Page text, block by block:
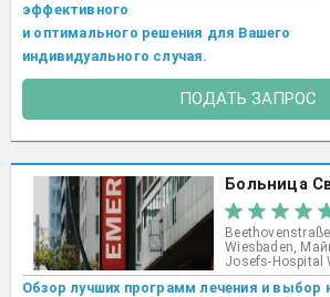
эффективного
и оптимального решения для Вашего
индивидуального случая.
ПОДАТЬ ЗАПРОС
Больница
Wiesbaden,
Josefs-Hospital
Обзор лучших программ лечения и выбор